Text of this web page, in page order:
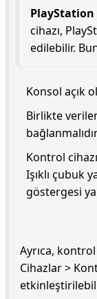
cihazı,
edilebilir.
Konsol açık
Birlikte
Kontrol
Işıklı çubuk
göstergesi
Ayrıca,
Cihazlar >